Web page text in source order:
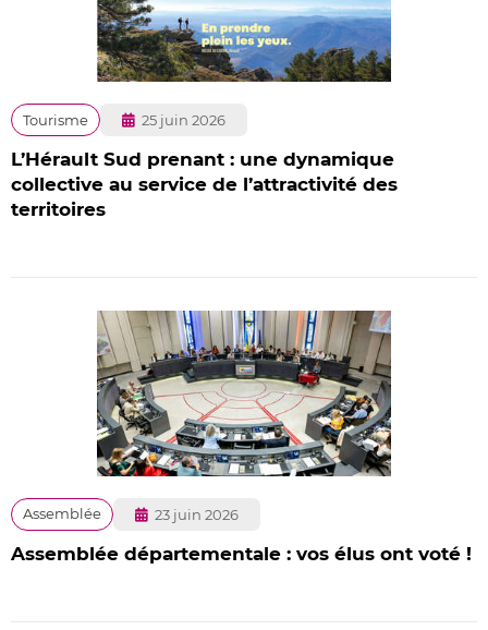
Tourisme
Publié
25 juin 2026
L’Hérault Sud prenant : une dynamique
collective au service de l’attractivité des
territoires
Assemblée
Publié
23 juin 2026
Assemblée départementale : vos élus ont voté !